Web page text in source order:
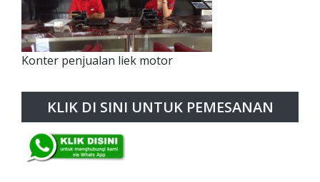
Konter penjualan liek motor
KLIK DI SINI UNTUK PEMESANAN